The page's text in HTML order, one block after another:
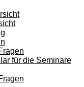
für die Seminare